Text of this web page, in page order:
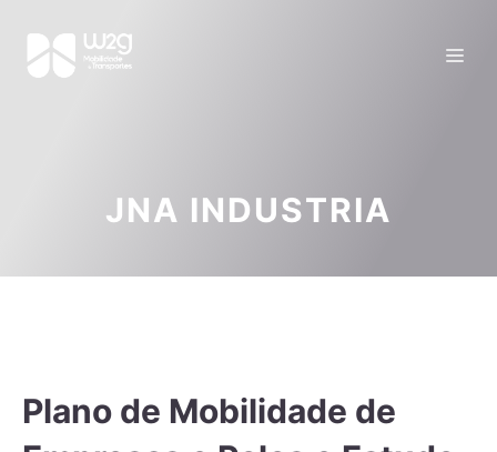
JNA INDUSTRIA
Plano de Mobilidade de